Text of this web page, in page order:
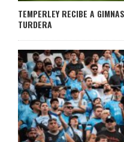
TEMPERLEY RECIBE A
TURDERA